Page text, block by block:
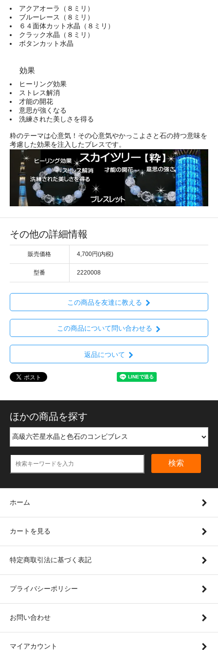
アクアオーラ（８ミリ）
ブルーレース（８ミリ）
６４面体カット水晶（８ミリ）
クラック水晶（８ミリ）
ボタンカット水晶
効果
ヒーリング効果
ストレス解消
才能の開花
意思が強くなる
洗練された美しさを得る
粋のテーマは心意気！その心意気やかっこよさと石の持つ意味を
考慮した効果を注入したブレスです。
その他の詳細情報
販売価格 4,700円(内税)
型番 2220008
この商品を友達に教える
この商品について問い合わせる
返品について
ほかの商品を探す
検索
ホーム
カートを見る
特定商取引法に基づく表記
プライバシーポリシー
お問い合わせ
マイアカウント